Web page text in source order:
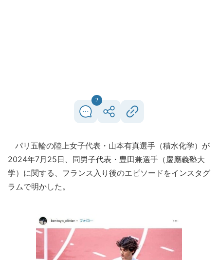
2
パリ五輪の陸上女子代表・山本有真選手（積水化学）が
2024年7月25日、同男子代表・豊田兼選手（慶應義塾大
学）に関する、フランス入り後のエピソードをインスタグ
ラムで明かした。